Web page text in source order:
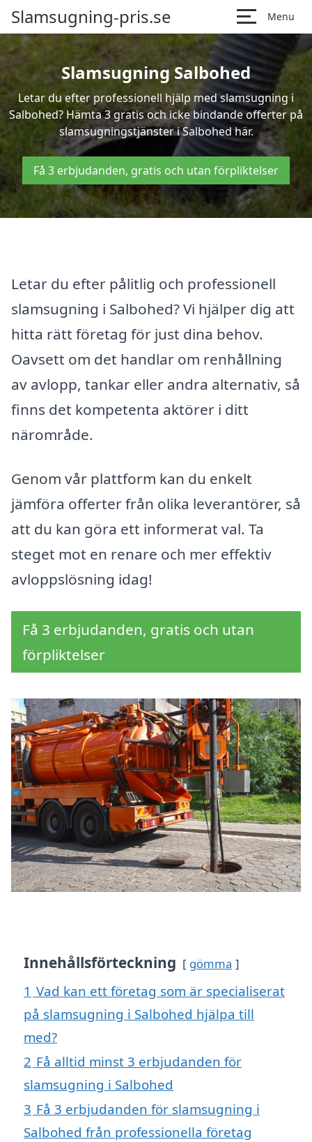
Slamsugning-pris.se Menu
Slamsugning Salbohed
Letar du efter professionell hjälp med slamsugning i
Salbohed? Hämta 3 gratis och icke bindande offerter på
slamsugningstjänster i Salbohed här.
Få 3 erbjudanden, gratis och utan förpliktelser
Letar du efter pålitlig och professionell
slamsugning i Salbohed? Vi hjälper dig att
hitta rätt företag för just dina behov.
Oavsett om det handlar om renhållning
av avlopp, tankar eller andra alternativ, så
finns det kompetenta aktörer i ditt
närområde.
Genom vår plattform kan du enkelt
jämföra offerter från olika leverantörer, så
att du kan göra ett informerat val. Ta
steget mot en renare och mer effektiv
avloppslösning idag!
Få 3 erbjudanden, gratis och utan
förpliktelser
Innehållsförteckning gömma
1 Vad kan ett företag som är specialiserat
på slamsugning i Salbohed hjälpa till
med?
2 Få alltid minst 3 erbjudanden för
slamsugning i Salbohed
3 Få 3 erbjudanden för slamsugning i
Salbohed från professionella företag